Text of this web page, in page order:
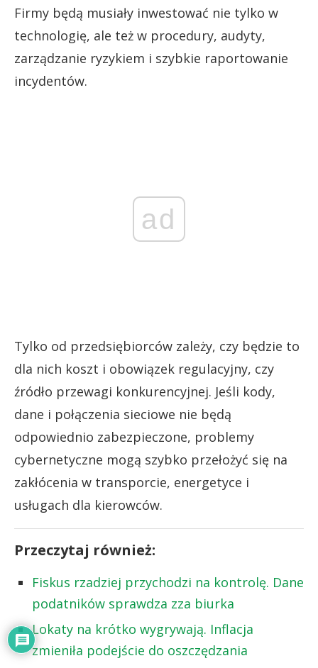
Firmy będą musiały inwestować nie tylko w
technologię, ale też w procedury, audyty,
zarządzanie ryzykiem i szybkie raportowanie
incydentów.
ad
Tylko od przedsiębiorców zależy, czy będzie to
dla nich koszt i obowiązek regulacyjny, czy
źródło przewagi konkurencyjnej. Jeśli kody,
dane i połączenia sieciowe nie będą
odpowiednio zabezpieczone, problemy
cybernetyczne mogą szybko przełożyć się na
zakłócenia w transporcie, energetyce i
usługach dla kierowców.
Przeczytaj również:
Fiskus rzadziej przychodzi na kontrolę. Dane
podatników sprawdza zza biurka
Lokaty na krótko wygrywają. Inflacja
zmieniła podejście do oszczędzania